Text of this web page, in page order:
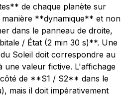
de chaque planète sur
**dynamique** et non
dans le panneau de droite,
/ État (2 min 30 s)**. Une
Soleil doit correspondre au
valeur fictive. L'affichage
de **S1 / S2** dans le
mais il doit impérativement